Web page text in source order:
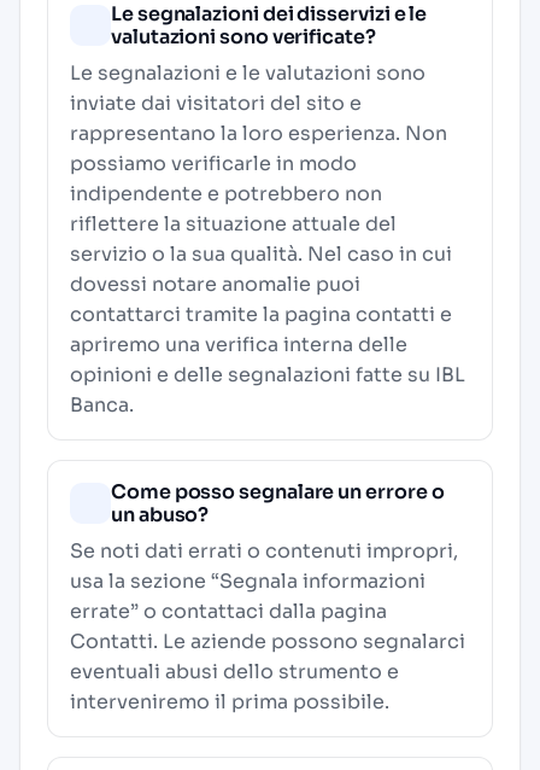
Le segnalazioni dei disservizi e le
valutazioni sono verificate?
Le segnalazioni e le valutazioni sono
inviate dai visitatori del sito e
rappresentano la loro esperienza. Non
possiamo verificarle in modo
indipendente e potrebbero non
riflettere la situazione attuale del
servizio o la sua qualità. Nel caso in cui
dovessi notare anomalie puoi
contattarci tramite la pagina contatti e
apriremo una verifica interna delle
opinioni e delle segnalazioni fatte su IBL
Banca.
Come posso segnalare un errore o
un abuso?
Se noti dati errati o contenuti impropri,
usa la sezione “Segnala informazioni
errate” o contattaci dalla pagina
Contatti. Le aziende possono segnalarci
eventuali abusi dello strumento e
interveniremo il prima possibile.